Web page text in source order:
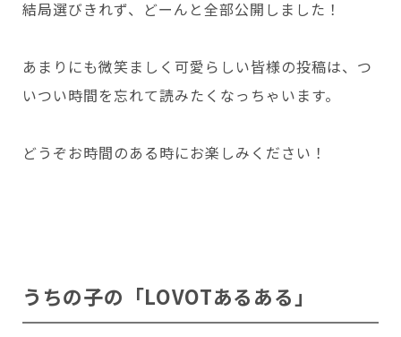
Copyright © GROOVE X, Inc.
結局選びきれず、どーんと全部公開しました！
あまりにも微笑ましく可愛らしい皆様の投稿は、つ
いつい時間を忘れて読みたくなっちゃいます。
どうぞお時間のある時にお楽しみください！
うちの子の「LOVOTあるある」